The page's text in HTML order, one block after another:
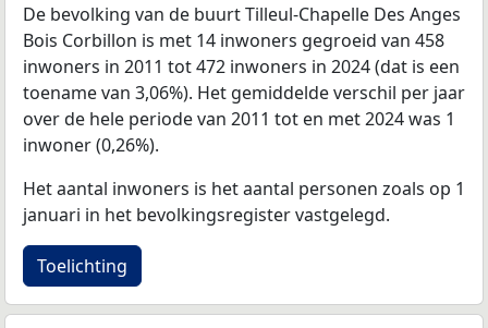
De bevolking van de buurt Tilleul-Chapelle Des Anges
Bois Corbillon is met 14 inwoners gegroeid van 458
inwoners in 2011 tot 472 inwoners in 2024 (dat is een
toename van 3,06%). Het gemiddelde verschil per jaar
over de hele periode van 2011 tot en met 2024 was 1
inwoner (0,26%).
Het aantal inwoners is het aantal personen zoals op 1
januari in het bevolkingsregister vastgelegd.
Toelichting